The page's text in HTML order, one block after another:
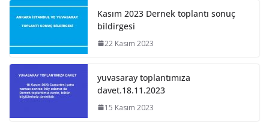
Kasım 2023 Dernek toplantı sonuç
bildirgesi
22 Kasım 2023
yuvasaray toplantımıza
davet.18.11.2023
15 Kasım 2023